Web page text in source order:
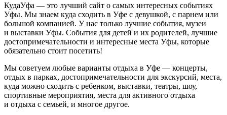
КудаУфа — это лучший сайт о самых интересных событиях
Уфы. Мы знаем куда сходить в Уфе с девушкой, с парнем или
большой компанией. У нас только лучшие события, музеи
и выставки Уфы. События для детей и их родителей, лучшие
достопримечательности и интересные места Уфы, которые
обязательно стоит посетить!
Мы советуем любые варианты отдыха в Уфе — концерты,
отдых в парках, достопримечательности для экскурсий, места,
куда можно сходить с ребенком, выставки, театры, шоу,
спортивные мероприятия, места для активного отдыха
и отдыха с семьей, и многое другое.